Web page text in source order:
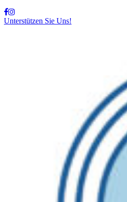
Unterstützen Sie Uns!